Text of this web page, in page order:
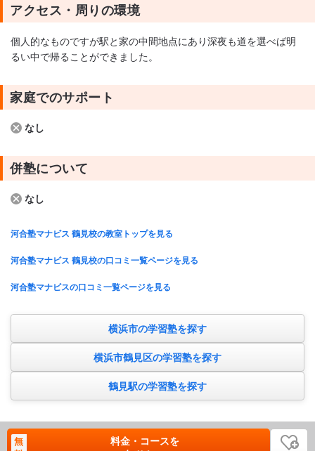
アクセス・周りの環境
個人的なものですが駅と家の中間地点にあり深夜も道を選べば明
るい中で帰ることができました。
家庭でのサポート
なし
併塾について
なし
河合塾マナビス 鶴見校の教室トップを見る
河合塾マナビス 鶴見校の口コミ一覧ページを見る
河合塾マナビスの口コミ一覧ページを見る
横浜市の学習塾を探す
横浜市鶴見区の学習塾を探す
鶴見駅の学習塾を探す
無
料金・コースを